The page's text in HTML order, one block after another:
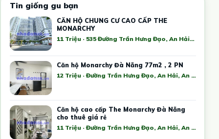
Tin giống gu bạn
CĂN HỘ CHUNG CƯ CAO CẤP THE
MONARCHY
11 Triệu · 535 Đường Trần Hưng Đạo, An Hải, An Hải Tây, Sơn Trà, Đà Nẵng, Việt Nam
Căn hộ Monarchy Đà Nẵng 77m2 , 2 PN
12 Triệu · Đường Trần Hưng Đạo, An Hải, An Hải Tây, Sơn Trà, Đà Nẵng, Việt Nam
Căn hộ cao cấp The Monarchy Đà Nẵng
cho thuê giá rẻ
11 Triệu · Đường Trần Hưng Đạo, An Hải, An Hải Tây, Sơn Trà, Đà Nẵng, Việt Nam